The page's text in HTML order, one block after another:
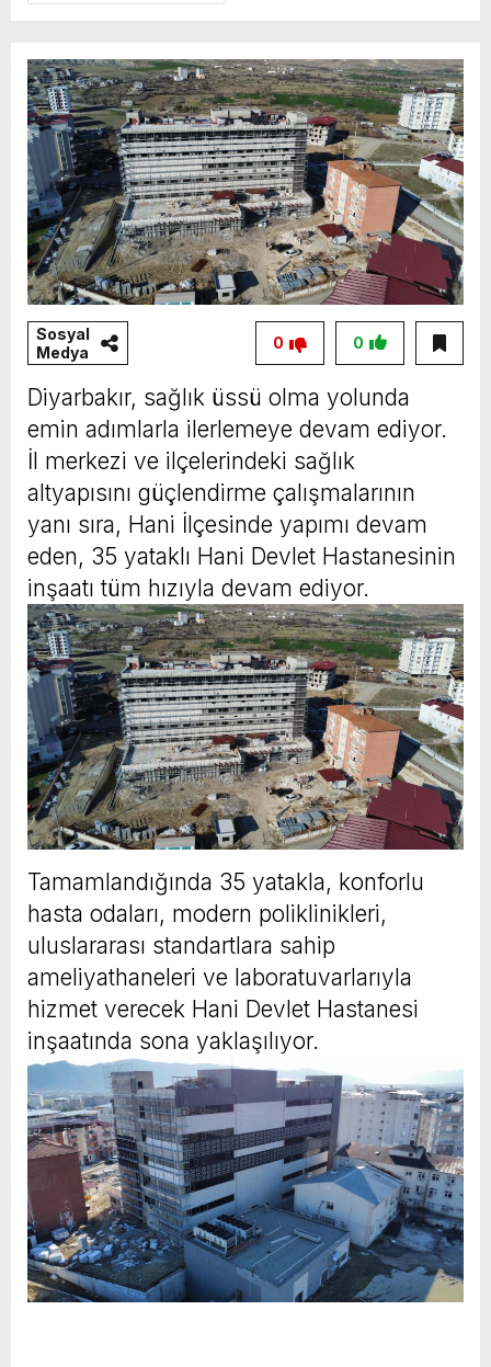
Sosyal
Medya
0
0
Diyarbakır, sağlık üssü olma yolunda
emin adımlarla ilerlemeye devam ediyor.
İl merkezi ve ilçelerindeki sağlık
altyapısını güçlendirme çalışmalarının
yanı sıra, Hani İlçesinde yapımı devam
eden, 35 yataklı Hani Devlet Hastanesinin
inşaatı tüm hızıyla devam ediyor.
Tamamlandığında 35 yatakla, konforlu
hasta odaları, modern poliklinikleri,
uluslararası standartlara sahip
ameliyathaneleri ve laboratuvarlarıyla
hizmet verecek Hani Devlet Hastanesi
inşaatında sona yaklaşılıyor.